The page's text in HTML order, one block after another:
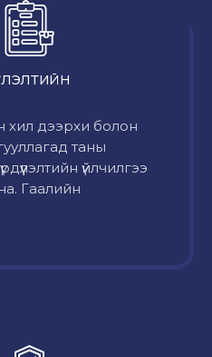
хил дээрхи болон
таны
үйлчилгээ
Гаалийн